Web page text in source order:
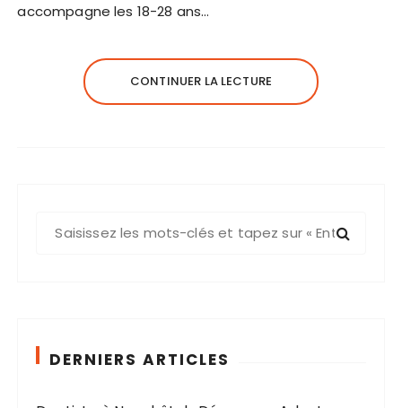
accompagne les 18-28 ans…
CONTINUER LA LECTURE
e
DERNIERS ARTICLES